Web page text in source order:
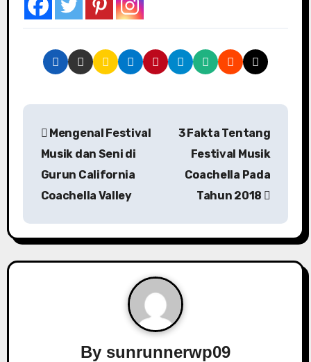
n
a
Mengenal Festival
Musik dan Seni di
Gurun California
Coachella Valley
3 Fakta Tentang
Festival Musik
Coachella Pada
Tahun 2018
By sunrunnerwp09